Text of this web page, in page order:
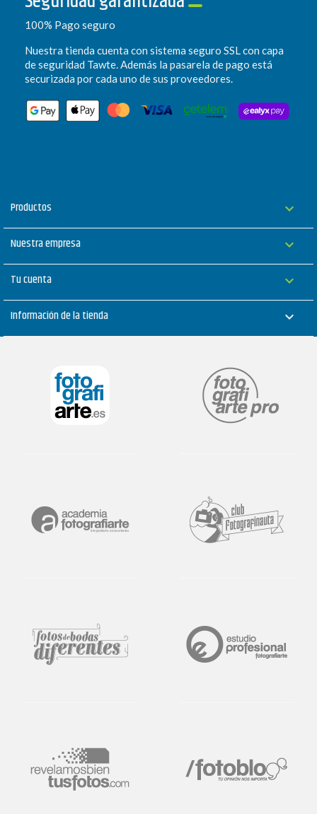
100% Pago seguro
Nuestra tienda cuenta con sistema seguro SSL con capa
de seguridad Tawte. Además la pasarela de pago está
securizada por cada uno de sus proveedores.
Productos 
Nuestra empresa 
Tu cuenta 
Información de la tienda keyboard_arrow_down